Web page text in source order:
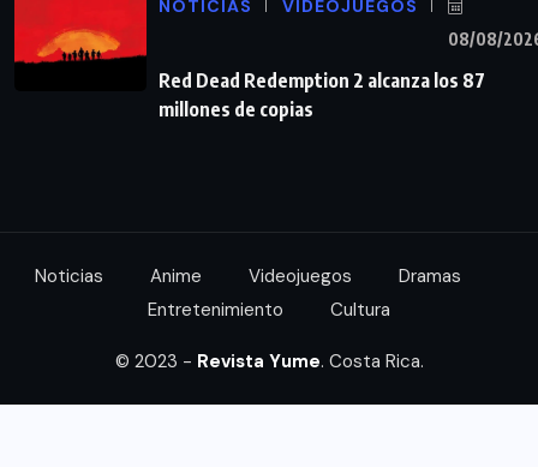
NOTICIAS VIDEOJUEGOS
08/08/
Red Dead Redemption 2 alcanza los 87
millones de copias
Noticias Anime Videojuegos
Dramas
Entretenimiento
Cultura
© 2023 - Revista Yume. Costa Rica.